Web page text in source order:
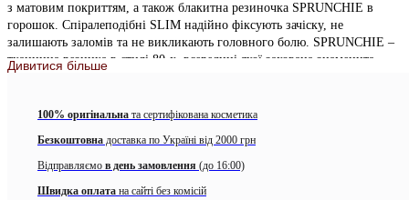
з матовим покриттям, а також блакитна резиночка SPRUNCHIE в
горошок. Спіралеподібні SLIM надійно фіксують зачіску, не
залишають заломів та не викликають головного болю. SPRUNCHIE –
тканинна резинка в стилі 80-х, всередині якої захована знаменита
резиночка ORIGINAL. Аксесуари invisibobble підходять для всіх типів
Дивитися більше
100% оригінальна та сертифікована косметика
Безкоштовна доставка по Україні від 2000 грн
Відправляємо в день замовлення (до 16:00)
Швидка оплата на сайті без комісій